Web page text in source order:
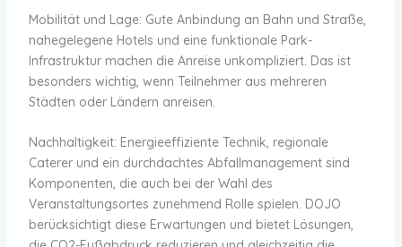
Mobilität und Lage: Gute Anbindung an Bahn und Straße,
nahegelegene Hotels und eine funktionale Park-
Infrastruktur machen die Anreise unkompliziert. Das ist
besonders wichtig, wenn Teilnehmer aus mehreren
Städten oder Ländern anreisen.
Nachhaltigkeit: Energieeffiziente Technik, regionale
Caterer und ein durchdachtes Abfallmanagement sind
Komponenten, die auch bei der Wahl des
Veranstaltungsortes zunehmend Rolle spielen. DOJO
berücksichtigt diese Erwartungen und bietet Lösungen,